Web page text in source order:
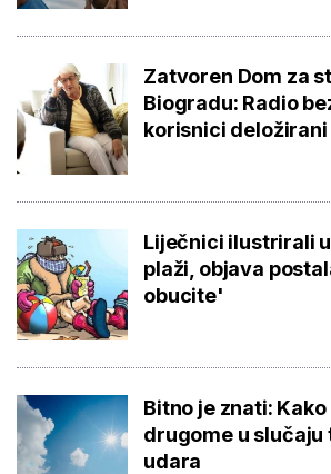
Zatvoren Dom za
Biogradu: Radio
korisnici deložirani
Liječnici ilustrirali
plaži, objava
obucite'
Bitno je znati:
drugome u slučaju
udara